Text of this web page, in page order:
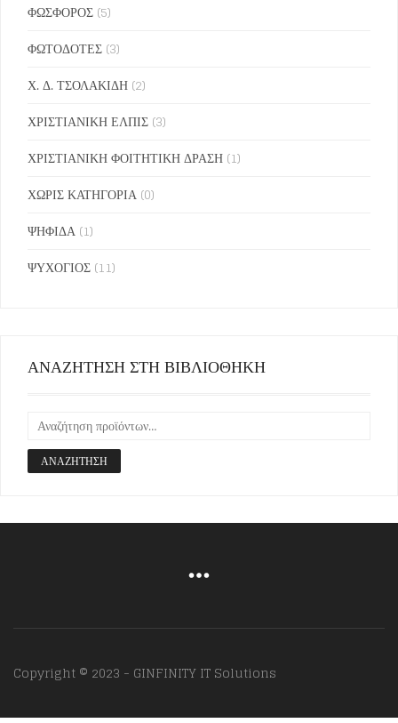
ΦΩΣΦΟΡΟΣ (5)
ΦΩΤΟΔΟΤΕΣ (3)
Χ. Δ. ΤΣΟΛΑΚΙΔΗ (2)
ΧΡΙΣΤΙΑΝΙΚΗ ΕΛΠΙΣ (3)
ΧΡΙΣΤΙΑΝΙΚΗ ΦΟΙΤΗΤΙΚΗ ΔΡΑΣΗ (1)
ΧΩΡΙΣ ΚΑΤΗΓΟΡΙΑ (0)
ΨΗΦΙΔΑ (1)
ΨΥΧΟΓΙΟΣ (11)
ΑΝΑΖΗΤΗΣΗ ΣΤΗ ΒΙΒΛΙΟΘΗΚΗ
ΑΝΑΖΉΤΗΣΗ
Copyright © 2023 - GINFINITY IT Solutions